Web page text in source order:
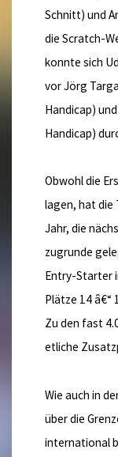
Schnitt) und
die Scratch-
konnte sich
vor Jörg
Handicap)
Handicap)
Obwohl die
lagen, hat die
Jahr, die
zugrunde
Entry-Starter
Plätze 14
Zu den fast
etliche
Wie auch in
über die
international